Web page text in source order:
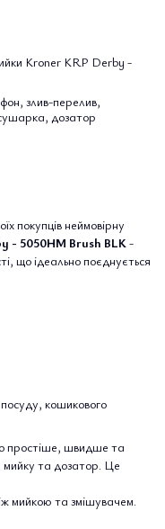
Kroner KRP Derby -
злив-перелив,
дозатор
покупців неймовірну
- 5050HM Brush BLK -
що ідеально поєднується
кошикового
простіше, швидше та
та дозатор. Це
мийкою та змішувачем.